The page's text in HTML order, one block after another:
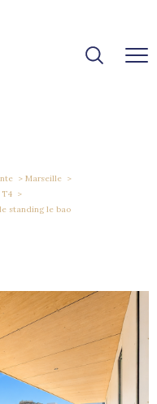
Marseille
T4
standing le bao